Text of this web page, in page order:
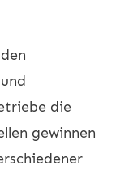
die
gewinnen